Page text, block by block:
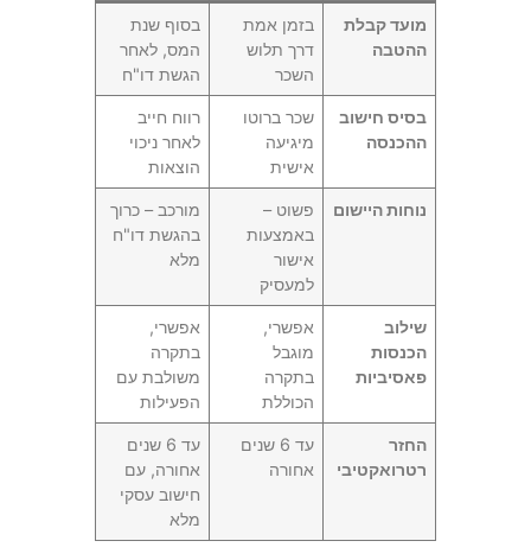
מועד קבלת
ההטבה
בזמן אמת
דרך תלוש
השכר
בסוף שנת
המס, לאחר
הגשת דו"ח
בסיס חישוב
ההכנסה
שכר ברוטו
מיגיעה
אישית
רווח חייב
לאחר ניכוי
הוצאות
נוחות היישום
פשוט –
באמצעות
אישור
למעסיק
מורכב – כרוך
בהגשת דו"ח
מלא
שילוב
הכנסות
פאסיביות
אפשרי,
מוגבל
בתקרה
הכוללת
אפשרי,
בתקרה
משולבת עם
הפעילות
החזר
רטרואקטיבי
עד 6 שנים
אחורה
עד 6 שנים
אחורה, עם
חישוב עסקי
מלא